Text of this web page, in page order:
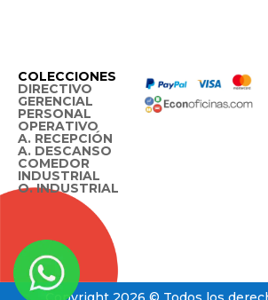
COLECCIONES
DIRECTIVO
GERENCIAL
PERSONAL
OPERATIVO
A. RECEPCIÓN
A. DESCANSO
COMEDOR
INDUSTRIAL
O. INDUSTRIAL